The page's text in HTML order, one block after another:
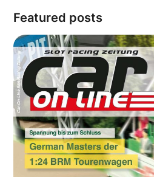
Featured posts